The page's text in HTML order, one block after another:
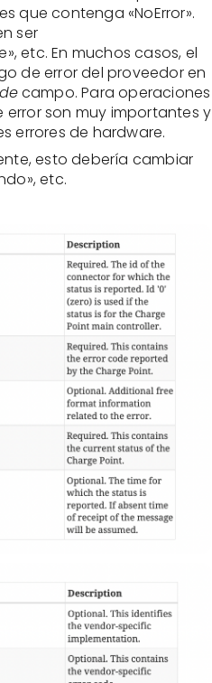
que contenga «NoError».
ser
etc. En muchos casos, el
de error del proveedor en
campo. Para operaciones
son muy importantes y
errores de hardware.
esto debería cambiar
etc.